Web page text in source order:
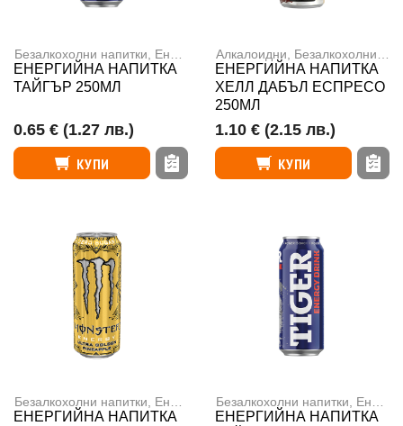
Безалкохолни напитки Енергийни напитки
ЕНЕРГИЙНА НАПИТКА
ТАЙГЪР 250МЛ
0.65 € (1.27 лв.)
КУПИ
Алкалоидни Безалкохолни напитки
ЕНЕРГИЙНА НАПИТКА
ХЕЛЛ ДАБЪЛ ЕСПРЕСО
250МЛ
1.10 € (2.15 лв.)
КУПИ
Безалкохолни напитки Енергийни напитки
ЕНЕРГИЙНА НАПИТКА
Безалкохолни напитки Енергийни напитки
ЕНЕРГИЙНА НАПИТКА